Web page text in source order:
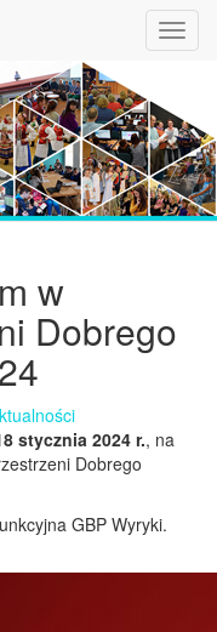
w
Dobrego
stycznia 2024 r., na
Dobrego
GBP Wyryki.